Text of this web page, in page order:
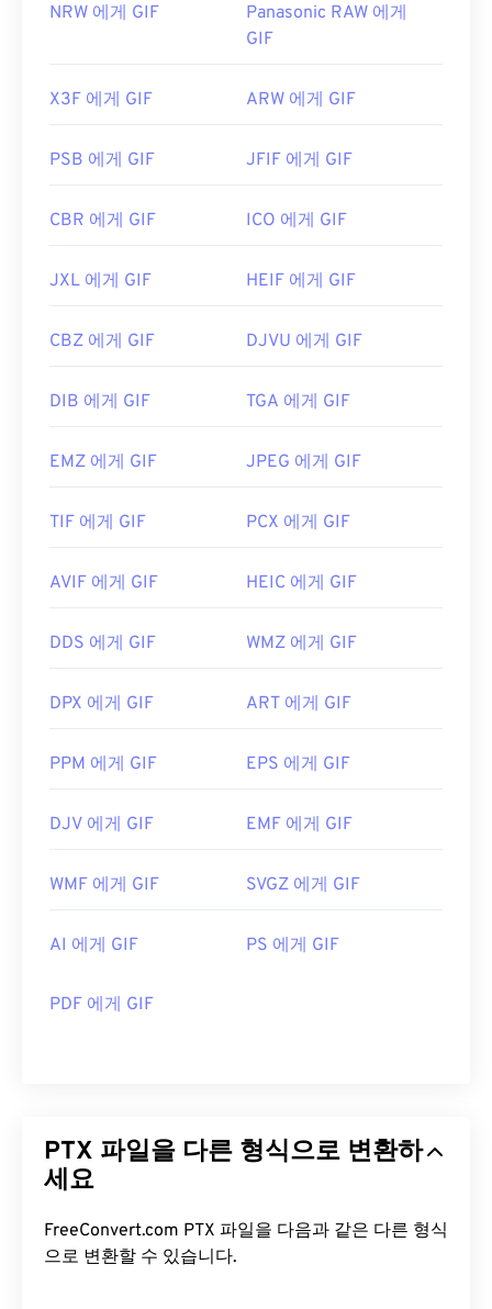
NRW 에게 GIF
Panasonic RAW 에게
GIF
X3F 에게 GIF ARW 에게 GIF
PSB 에게 GIF JFIF 에게 GIF
CBR 에게 GIF ICO 에게 GIF
JXL 에게 GIF HEIF 에게 GIF
CBZ 에게 GIF DJVU 에게 GIF
DIB 에게 GIF TGA 에게 GIF
EMZ 에게 GIF JPEG 에게 GIF
TIF 에게 GIF PCX 에게 GIF
AVIF 에게 GIF HEIC 에게 GIF
DDS 에게 GIF WMZ 에게 GIF
DPX 에게 GIF ART 에게 GIF
PPM 에게 GIF EPS 에게 GIF
DJV 에게 GIF EMF 에게 GIF
WMF 에게 GIF SVGZ 에게 GIF
AI 에게 GIF PS 에게 GIF
PDF 에게 GIF
PTX 파일을 다른 형식으로 변환하
세요
FreeConvert.com PTX 파일을 다음과 같은 다른 형식
으로 변환할 수 있습니다.